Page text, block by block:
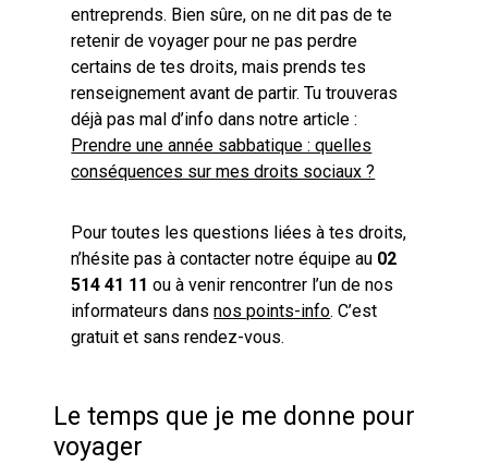
entreprends. Bien sûre, on ne dit pas de te
retenir de voyager pour ne pas perdre
certains de tes droits, mais prends tes
renseignement avant de partir. Tu trouveras
déjà pas mal d’info dans notre article :
Prendre une année sabbatique : quelles
conséquences sur mes droits sociaux ?
Pour toutes les questions liées à tes droits,
n’hésite pas à contacter notre équipe au 02
514 41 11 ou à venir rencontrer l’un de nos
informateurs dansnos points-info. C’est
gratuit et sans rendez-vous.
Le temps que je me donne pour
voyager